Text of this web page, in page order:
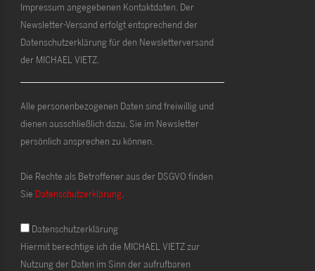
Impressum angegebenen Kontaktdaten. Der
Newsletter-Versand erfolgt entsprechend der
Datenschutzerklärung für den Newsletterversand
der MICHAEL VIETZ.
Alle personenbezogenen Daten sind freiwillig und
dienen ausschließlich dazu, Sie im Newsletter
persönlich ansprechen zu können.
Die Rechte als Betroffener aus der DSGVO finden
Sie Datenschutzerklärung.
Datenschutzerklärung
Hiermit berechtige ich die MICHAEL VIETZ zur
Nutzung der Daten im Sinn der aufrufbaren